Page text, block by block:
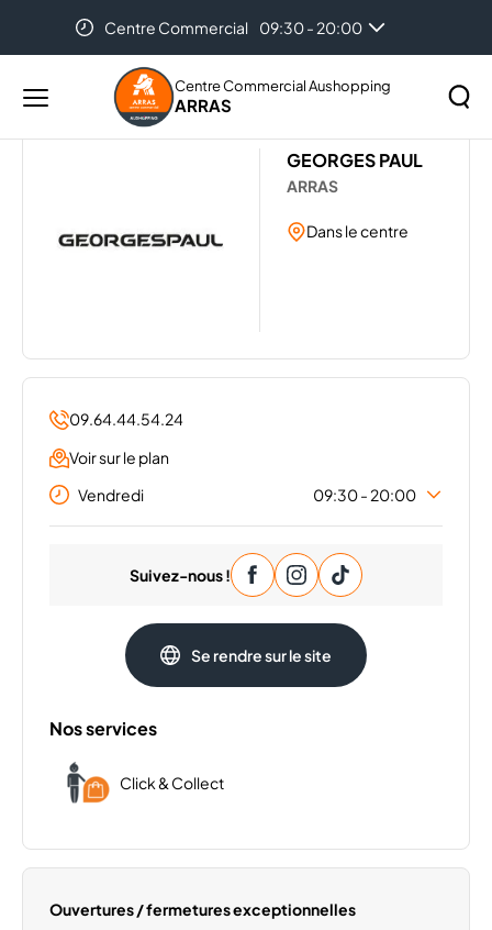
Centre Commercial
09:30 - 20:00
Auchan Arras 08:30 - 21:30
Menu
principal
Centre Commercial Aushopping
ARRAS
Les magasins de votre centre Aushopping Arras
GEORGES PAUL
ARRAS
Dans le centre
09.64.44.54.24
Voir sur le plan
Vendredi
09:30 - 20:00
09:30 - 20:00
09:30 - 20:00
09:30 - 20:00
Samedi
09:30 - 20:00
Suivez-nous !
Se rendre sur le site
Nos services
Click & Collect
Ouvertures / fermetures exceptionnelles